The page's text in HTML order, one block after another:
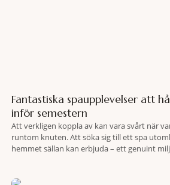
Fantastiska spaupplevelser att
inför semestern
Att verkligen koppla av kan vara svårt när
runtom knuten. Att söka sig till ett spa
hemmet sällan kan erbjuda – ett genuint